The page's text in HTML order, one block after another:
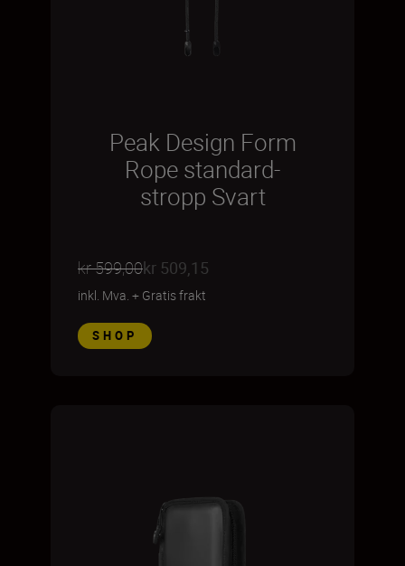
Peak Design Form
Rope standard-
stropp Svart
kr 599,00kr 509,15
inkl. Mva. + Gratis frakt
SHOP